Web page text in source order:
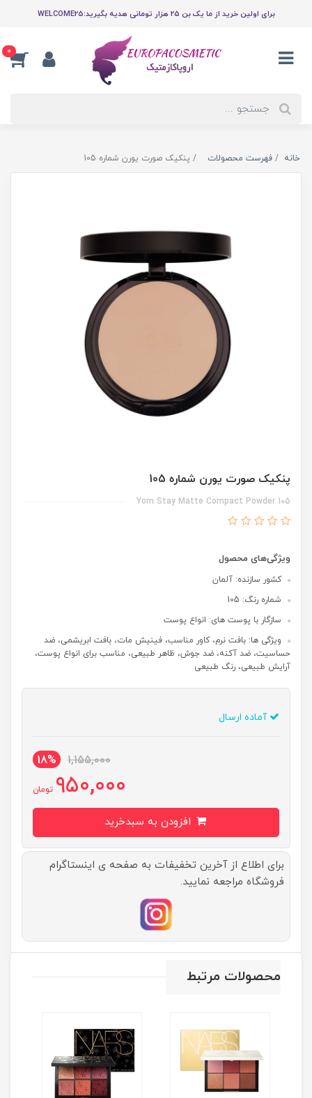
برای اولین خرید از ما یک بن 25 هزار تومانی هدیه بگیرید:WELCOME25
0
خانه فهرست محصولات پنکیک صورت یورن شماره 105
پنکیک صورت یورن شماره 105
Yorn Stay Matte Compact Powder 105
ویژگی‌های محصول
کشور سازنده: آلمان
شماره رنگ: 105
سازگار با پوست های: انواع پوست
ویژگی ها: بافت نرم، کاور مناسب، فینیش مات، بافت ابریشمی، ضد
حساسیت، ضد آکنه، ضد جوش، ظاهر طبیعی، مناسب برای انواع پوست،
آرایش طبیعی، رنگ طبیعی
آماده ارسال
1,155,000
18%
950,000 تومان
برای اطلاع از آخرین تخفیفات به صفحه ی اینستاگرام
فروشگاه مراجعه نمایید.
محصولات مرتبط